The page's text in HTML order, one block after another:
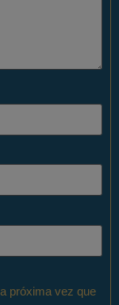
próxima vez que